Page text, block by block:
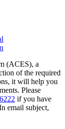
(ACES), a
of the required
it will help you
Please
if you have
email subject,